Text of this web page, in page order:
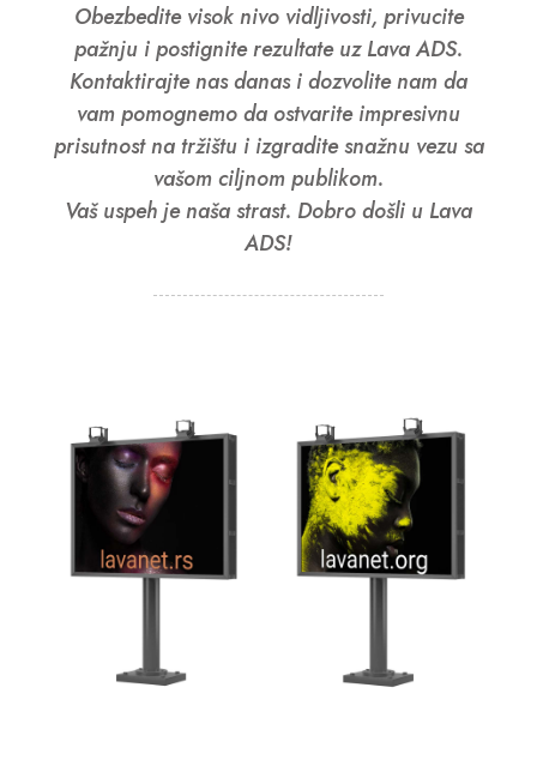
Obezbedite visok nivo vidljivosti, privucite
pažnju i postignite rezultate uz Lava ADS.
Kontaktirajte nas danas i dozvolite nam da
vam pomognemo da ostvarite impresivnu
prisutnost na tržištu i izgradite snažnu vezu sa
vašom ciljnom publikom.
Vaš uspeh je naša strast. Dobro došli u Lava
ADS!